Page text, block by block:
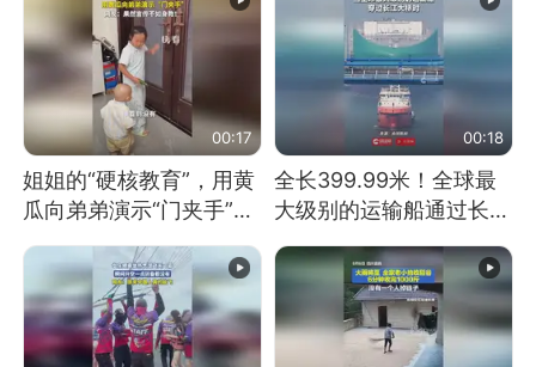
00:17
姐姐的“硬核教育”，用黄
瓜向弟弟演示“门夹手”，
教！
00:18
全长399.99米！全球最
大级别的运输船通过长江